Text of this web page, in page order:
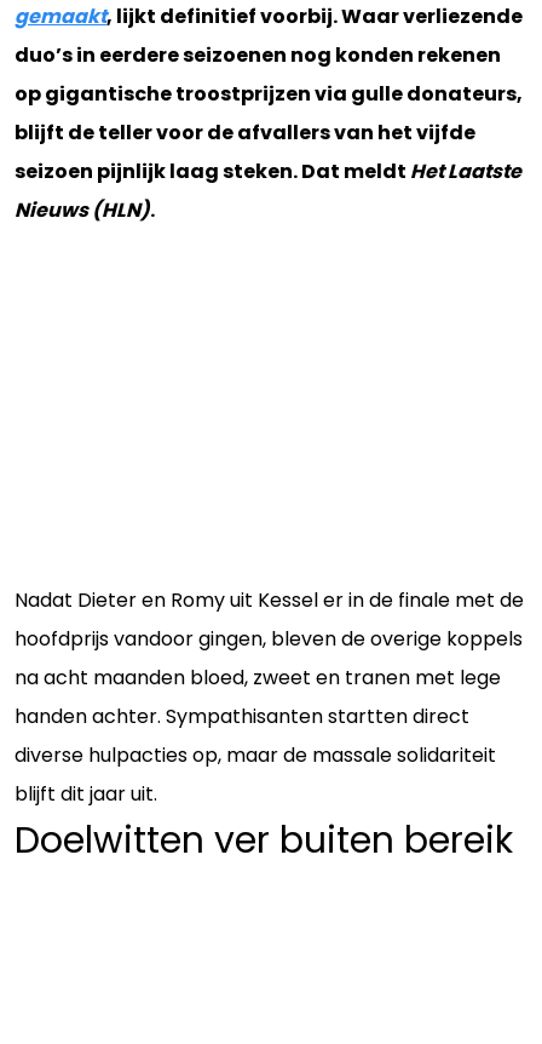
gemaakt, lijkt definitief voorbij. Waar verliezende
duo’s in eerdere seizoenen nog konden rekenen
op gigantische troostprijzen via gulle donateurs,
blijft de teller voor de afvallers van het vijfde
seizoen pijnlijk laag steken. Dat meldt Het Laatste
Nieuws (HLN).
Nadat Dieter en Romy uit Kessel er in de finale met de
hoofdprijs vandoor gingen, bleven de overige koppels
na acht maanden bloed, zweet en tranen met lege
handen achter. Sympathisanten startten direct
diverse hulpacties op, maar de massale solidariteit
blijft dit jaar uit.
Doelwitten ver buiten bereik